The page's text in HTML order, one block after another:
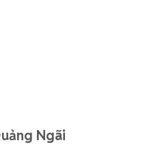
Ngãi